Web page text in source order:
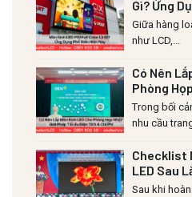
Gì? Ứng
Giữa hàng
như LCD,...
Có Nên
Phòng
Diện Tích
Trong bối
nhu cầu
Checklist
LED Sau
Cần Kiểm
Sau khi